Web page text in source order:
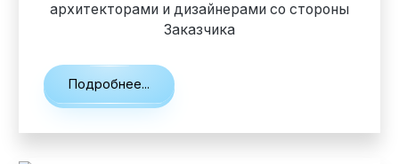
Функция Генподрядчик
Дизайн интерьеров. Отделка
Облицовка фасада
архитекторами и дизайнерами со стороны
Заказчика
Подробнее...